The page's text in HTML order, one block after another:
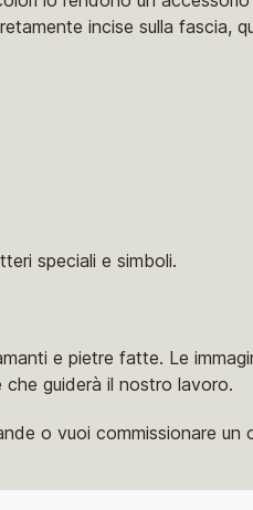
incise sulla fascia,
speciali e simboli.
e pietre fatte. Le
guiderà il nostro lavoro.
o vuoi commissionare un